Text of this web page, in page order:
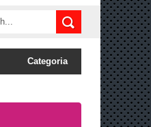
Categoria